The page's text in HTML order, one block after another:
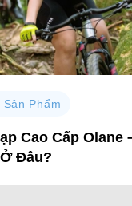
Phẩm
Cao Cấp Olane
Đâu?